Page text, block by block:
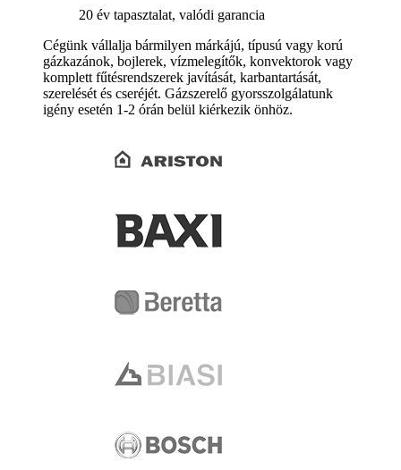
20 év tapasztalat, valódi garancia
Cégünk vállalja bármilyen márkájú, típusú vagy korú
gázkazánok, bojlerek, vízmelegítők, konvektorok vagy
komplett fűtésrendszerek javítását, karbantartását,
szerelését és cseréjét. Gázszerelő gyorsszolgálatunk
igény esetén 1-2 órán belül kiérkezik önhöz.